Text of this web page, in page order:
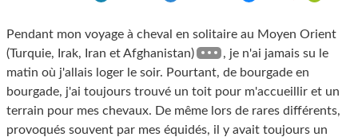
Pendant mon voyage à cheval en solitaire au Moyen Orient
(Turquie, Irak, Iran et Afghanistan)
, je n'ai jamais su le
matin où j'allais loger le soir. Pourtant, de bourgade en
bourgade, j'ai toujours trouvé un toit pour m'accueillir et un
terrain pour mes chevaux. De même lors de rares différents,
provoqués souvent par mes équidés, il y avait toujours un